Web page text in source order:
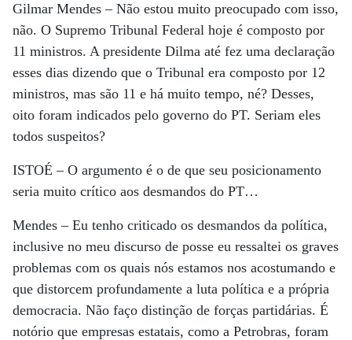
Gilmar Mendes – Não estou muito preocupado com isso,
não. O Supremo Tribunal Federal hoje é composto por
11 ministros. A presidente Dilma até fez uma declaração
esses dias dizendo que o Tribunal era composto por 12
ministros, mas são 11 e há muito tempo, né? Desses,
oito foram indicados pelo governo do PT. Seriam eles
todos suspeitos?
ISTOÉ – O argumento é o de que seu posicionamento
seria muito crítico aos desmandos do PT…
Mendes – Eu tenho criticado os desmandos da política,
inclusive no meu discurso de posse eu ressaltei os graves
problemas com os quais nós estamos nos acostumando e
que distorcem profundamente a luta política e a própria
democracia. Não faço distinção de forças partidárias. É
notório que empresas estatais, como a Petrobras, foram